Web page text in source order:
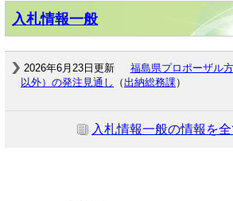
入札情報一般
2026年6月23日更新
福島県プロポーザル
以外）の発注見通し
（出納総務課 ）
入札情報一般の情報を